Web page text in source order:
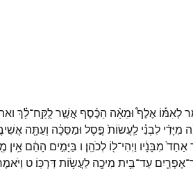
לְאִמּ֡וֹ אֶלֶף֩ וּמֵאָ֨ה הַכֶּ֜סֶף אֲשֶׁ֣רלֻֽקַּֽח־לָ֗ךְ
מִיָּדִ֜י לִבְנִ֗י לַֽעֲשׂוֹת֙ פֶּ֣סֶל וּמַסֵּכָ֔ה וְעַתָּ֖ה
אַחַד֙ מִבָּנָ֔יו וַיְהִי־ל֖וֹ לְכֹהֵֽן׃ ו בַּיָּמִ֣ים הָהֵ֔ם אֵ֥ין
אֶפְרַ֛יִם עַד־בֵּ֥ית מִיכָ֖ה לַעֲשׂ֥וֹתדַּרְכּֽוֹ׃ ט